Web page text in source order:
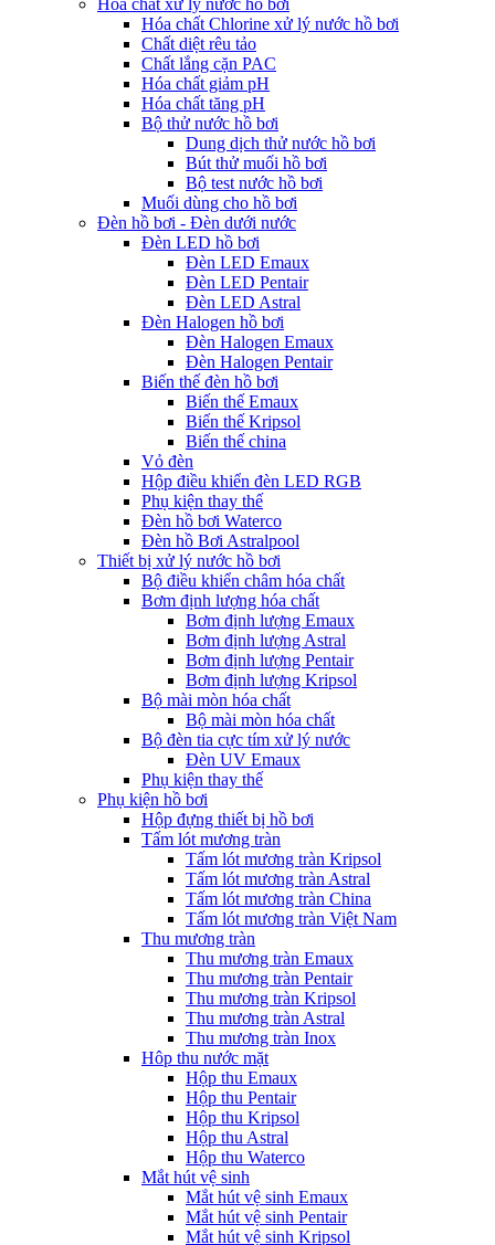
Hóa chất xử lý nước hồ bơi
Hóa chất Chlorine xử lý nước hồ bơi
Chất diệt rêu tảo
Chất lắng cặn PAC
Hóa chất giảm pH
Hóa chất tăng pH
Bộ thử nước hồ bơi
Dung dịch thử nước hồ bơi
Bút thử muối hồ bơi
Bộ test nước hồ bơi
Muối dùng cho hồ bơi
Đèn hồ bơi - Đèn dưới nước
Đèn LED hồ bơi
Đèn LED Emaux
Đèn LED Pentair
Đèn LED Astral
Đèn Halogen hồ bơi
Đèn Halogen Emaux
Đèn Halogen Pentair
Biến thế đèn hồ bơi
Biến thế Emaux
Biến thế Kripsol
Biến thế china
Vỏ đèn
Hộp điều khiển đèn LED RGB
Phụ kiện thay thế
Đèn hồ bơi Waterco
Đèn hồ Bơi Astralpool
Thiết bị xử lý nước hồ bơi
Bộ điều khiển châm hóa chất
Bơm định lượng hóa chất
Bơm định lượng Emaux
Bơm định lượng Astral
Bơm định lượng Pentair
Bơm định lượng Kripsol
Bộ mài mòn hóa chất
Bộ mài mòn hóa chất
Bộ đèn tia cực tím xử lý nước
Đèn UV Emaux
Phụ kiện thay thế
Phụ kiện hồ bơi
Hộp đựng thiết bị hồ bơi
Tấm lót mương tràn
Tấm lót mương tràn Kripsol
Tấm lót mương tràn Astral
Tấm lót mương tràn China
Tấm lót mương tràn Việt Nam
Thu mương tràn
Thu mương tràn Emaux
Thu mương tràn Pentair
Thu mương tràn Kripsol
Thu mương tràn Astral
Thu mương tràn Inox
Hôp thu nước mặt
Hộp thu Emaux
Hộp thu Pentair
Hộp thu Kripsol
Hộp thu Astral
Hộp thu Waterco
Mắt hút vệ sinh
Mắt hút vệ sinh Emaux
Mắt hút vệ sinh Pentair
Mắt hút vệ sinh Kripsol